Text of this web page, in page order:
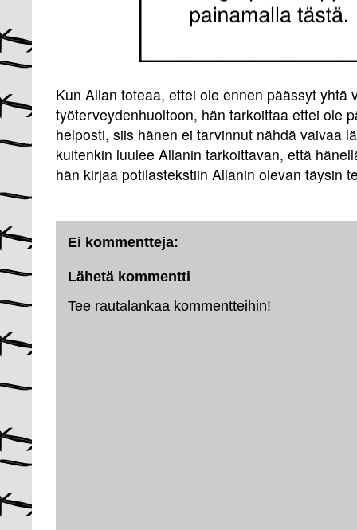
Kun Allan toteaa, ettei ole ennen päässyt yhtä
työterveydenhuoltoon, hän tarkoittaa ettei ole
helposti, siis hänen ei tarvinnut nähdä vaivaa
kuitenkin luulee Allanin tarkoittavan, että
hän kirjaa potilastekstiin Allanin olevan täysin
Ei kommentteja:
Lähetä kommentti
Tee rautalankaa kommentteihin!